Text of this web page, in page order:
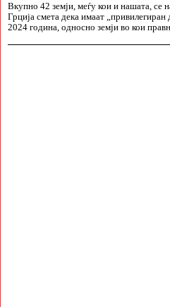
Вкупно 42 земји, меѓу кои и нашата, се
Грција смета дека имаат
2024 година, односно земји во кои